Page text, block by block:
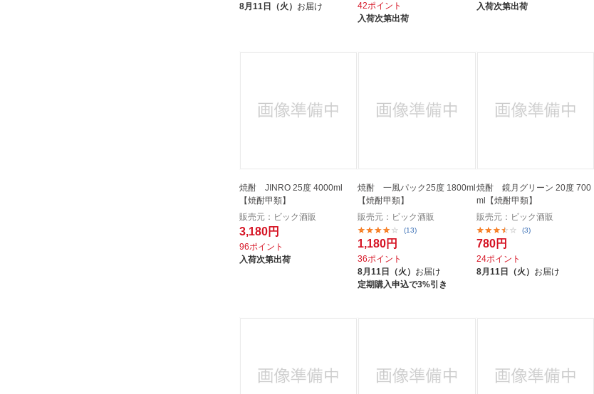
8月11日（火） お届け
42ポイント
入荷次第出荷
入荷次第出荷
焼酎 JINRO 25度 4000ml
【焼酎甲類】
販売元：ビック酒販
3,180円
96ポイント
入荷次第出荷
焼酎 一風パック25度 1800ml
【焼酎甲類】
販売元：ビック酒販
(13)
1,180円
36ポイント
8月11日（火） お届け
定期購入申込で3%引き
焼酎 鏡月グリーン 20度 700
ml【焼酎甲類】
販売元：ビック酒販
(3)
780円
24ポイント
8月11日（火） お届け